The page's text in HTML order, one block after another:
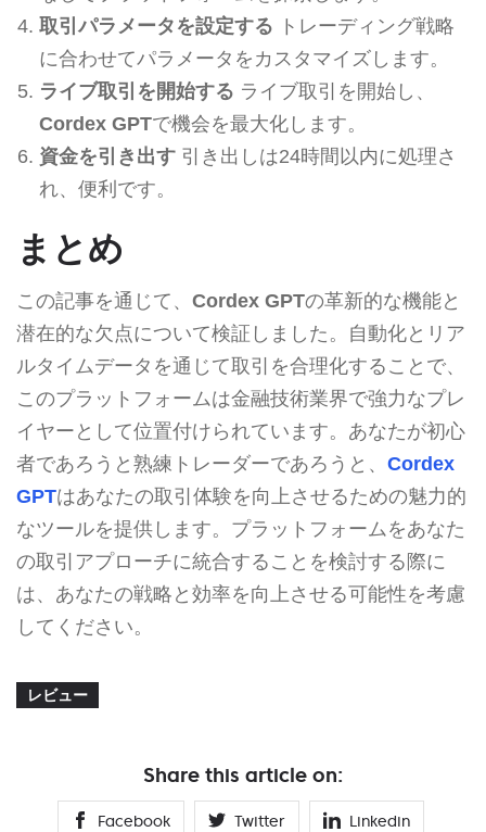
取引パラメータを設定する トレーディング戦略
に合わせてパラメータをカスタマイズします。
ライブ取引を開始する ライブ取引を開始し、
Cordex GPTで機会を最大化します。
資金を引き出す引き出しは24時間以内に処理さ
れ、便利です。
まとめ
この記事を通じて、 Cordex GPTの革新的な機能と
潜在的な欠点について検証しました。自動化とリア
ルタイムデータを通じて取引を合理化することで、
このプラットフォームは金融技術業界で強力なプレ
イヤーとして位置付けられています。あなたが初心
者であろうと熟練トレーダーであろうと、 Cordex
GPTはあなたの取引体験を向上させるための魅力的
なツールを提供します。プラットフォームをあなた
の取引アプローチに統合することを検討する際に
は、あなたの戦略と効率を向上させる可能性を考慮
してください。
レビュー
Share this article on:
Facebook Twitter Linkedin